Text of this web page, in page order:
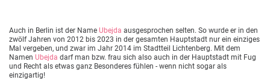
Auch in Berlin ist der Name Ubejda ausgesprochen selten. So wurde er in den
zwölf Jahren von 2012 bis 2023 in der gesamten Hauptstadt nur ein einziges
Mal vergeben, und zwar im Jahr 2014 im Stadtteil Lichtenberg. Mit dem
Namen Ubejda darf man bzw. frau sich also auch in der Hauptstadt mit Fug
und Recht als etwas ganz Besonderes fühlen - wenn nicht sogar als
einzigartig!